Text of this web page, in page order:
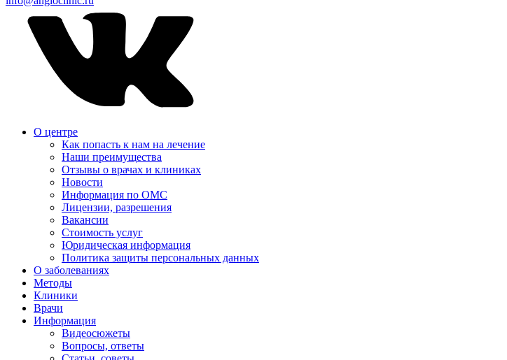
О центре
Как попасть к нам на лечение
Наши преимущества
Отзывы о врачах и клиниках
Новости
Информация по ОМС
Лицензии, разрешения
Вакансии
Стоимость услуг
Юридическая информация
Политика защиты персональных данных
О заболеваниях
Методы
Клиники
Врачи
Информация
Видеосюжеты
Вопросы, ответы